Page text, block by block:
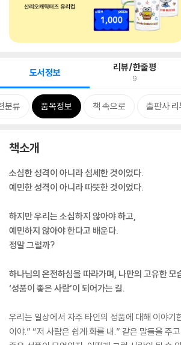
도서정보 리뷰/한줄평
9
분류 품목정보 책 속으로 출판사 리
책소개
소심한 성격이 아니라 섬세한 것이었다.
예민한 성격이 아니라 따뜻한 것이었다.
하지만 우리는 소심하지 않아야 하고,
예민하지 않아야 한다고 배운다.
정말 그럴까?
하나님의 온전하심을 따라가며, 나만의 고유한 모
‘성품이 좋은 사람’이 되어가는 길.
우리는 일상에서 자주 타인의 성품에 대해 이야기
이야.” “저 사람은 쉽게 화를 내.” 같은 말들을 주